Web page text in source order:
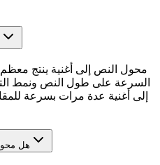
السرعة على طول النص ونمط
إلى أغنية عدة مرات بسرعة
هل